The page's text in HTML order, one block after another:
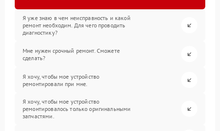
Я уже знаю в чем неисправность и какой
ремонт необходим. Для чего проводить
диагностику?
Мне нужен срочный ремонт. Сможете
сделать?
Я хочу, чтобы мое устройство
ремонтировали при мне.
Я хочу, чтобы мое устройство
ремонтировалось только оригинальными
запчастями.